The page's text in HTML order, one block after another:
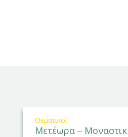
Θεματικοί
Μετέωρα –